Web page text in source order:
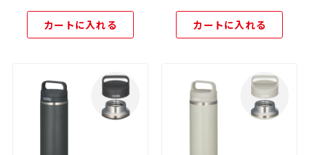
カートに入れる カートに入れる